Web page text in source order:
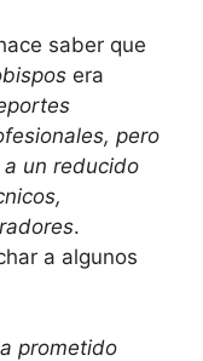
saber que
era
pero
un reducido
.
a algunos
prometido